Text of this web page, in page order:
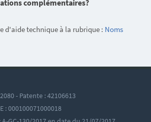
complémentaires?
d'aide technique à la rubrique : Noms
- Patente : 42106613
: 000100071000018